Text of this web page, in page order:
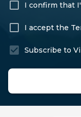
I confirm that
I accept the
Subscribe to